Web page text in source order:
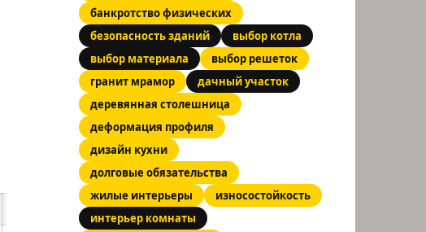
Применение
банкротство физических
безопасность зданий
выбор котла
выбор материала
выбор решеток
гранит мрамор
дачный участок
деревянная столешница
деформация профиля
дизайн кухни
долговые обязательства
жилые интерьеры
износостойкость
интерьер комнаты